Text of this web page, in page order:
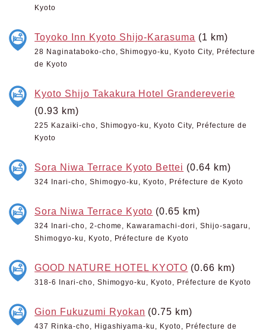
Kyoto
Toyoko Inn Kyoto Shijo-Karasuma (1 km)
28 Naginataboko-cho, Shimogyo-ku, Kyoto City, Préfecture
de Kyoto
Kyoto Shijo Takakura Hotel Grandereverie
(0.93 km)
225 Kazaiki-cho, Shimogyo-ku, Kyoto City, Préfecture de
Kyoto
Sora Niwa Terrace Kyoto Bettei (0.64 km)
324 Inari-cho, Shimogyo-ku, Kyoto, Préfecture de Kyoto
Sora Niwa Terrace Kyoto (0.65 km)
324 Inari-cho, 2-chome, Kawaramachi-dori, Shijo-sagaru,
Shimogyo-ku, Kyoto, Préfecture de Kyoto
GOOD NATURE HOTEL KYOTO (0.66 km)
318-6 Inari-cho, Shimogyo-ku, Kyoto, Préfecture de Kyoto
Gion Fukuzumi Ryokan (0.75 km)
437 Rinka-cho, Higashiyama-ku, Kyoto, Préfecture de